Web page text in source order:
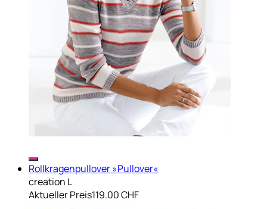
Rollkragenpullover »Pullover«
creation L
Aktueller Preis119.00 CHF